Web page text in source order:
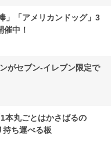
」「アメリカンドッグ」3
催中！
がセブン‐イレブン限定で
本丸ごとはかさばるの
ち運べる板